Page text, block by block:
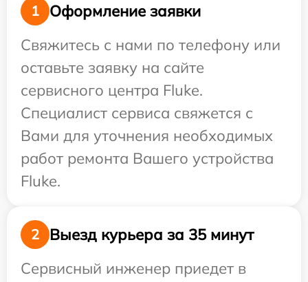
1
Оформление заявки
Свяжитесь с нами по телефону или
оставьте заявку на сайте
сервисного центра Fluke.
Специалист сервиса свяжется с
Вами для уточнения необходимых
работ ремонта Вашего устройства
Fluke.
2
Выезд курьера за 35 минут
Сервисный инженер приедет в